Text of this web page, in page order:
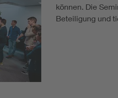
können. Die
Beteiligung und